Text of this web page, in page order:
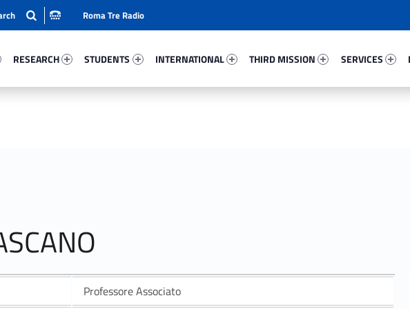
RESEARCH
STUDENTS
INTERNATIONAL
THIRD MISSION
SERVICES
Roma Tre Radio
Professore Associato